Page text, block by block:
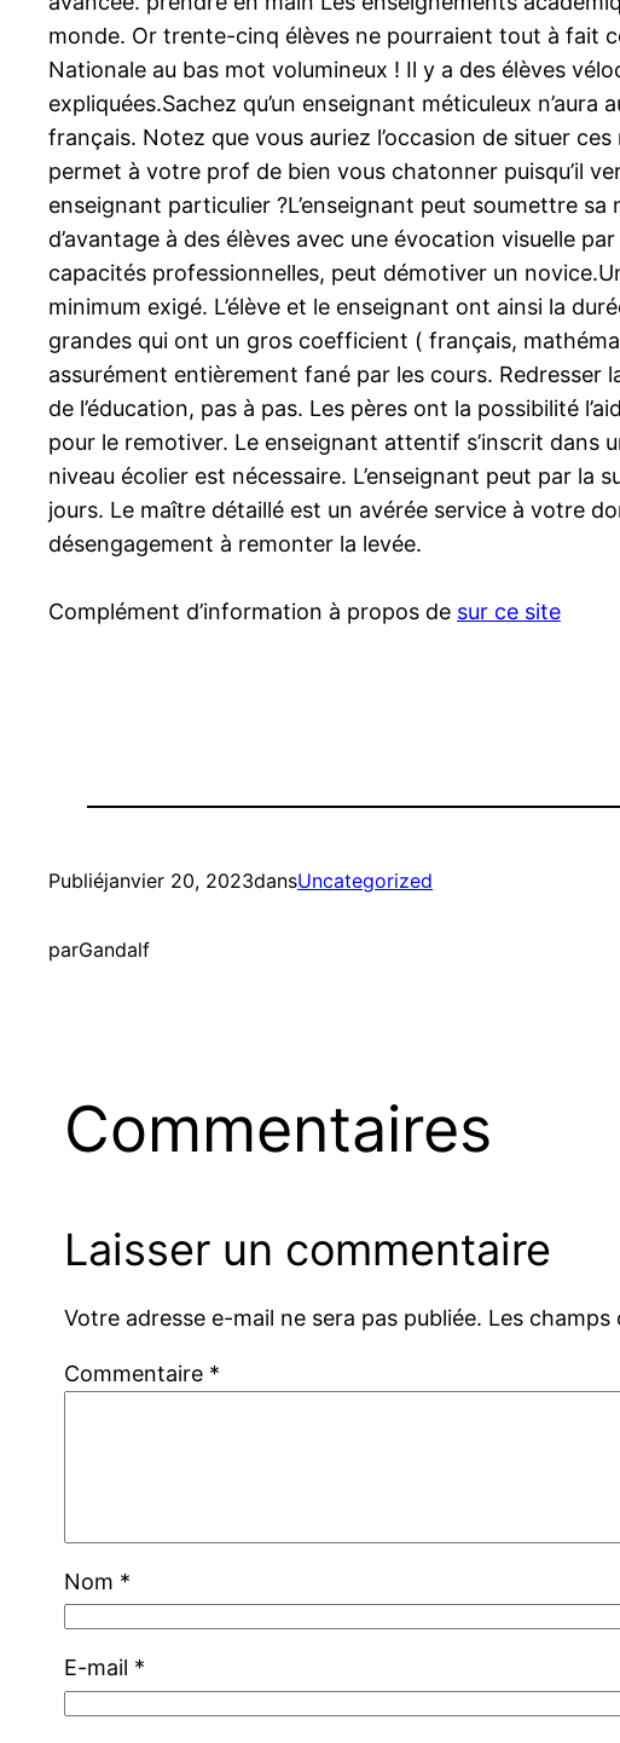
monde. Or trente-cinq élèves ne pourraient tout à fait
Nationale au bas mot volumineux ! Il y a des élèves
expliquées.Sachez qu’un enseignant méticuleux
français. Notez que vous auriez l’occasion de situer
permet à votre prof de bien vous chatonner puisqu’il
enseignant particulier ?L’enseignant peut soumettre
d’avantage à des élèves avec une évocation visuelle
capacités professionnelles, peut démotiver un
minimum exigé. L’élève et le enseignant ont ainsi la
grandes qui ont un gros coefficient ( français,
assurément entièrement fané par les cours. Redresser
de l’éducation, pas à pas. Les pères ont la possibilité
pour le remotiver. Le enseignant attentif s’inscrit dans
niveau écolier est nécessaire. L’enseignant peut par
jours. Le maître détaillé est un avérée service à votre
désengagement à remonter la levée.
Complément d’information à propos de sur ce site
Publiéjanvier 20, 2023dansUncategorized
parGandalf
Commentaires
Laisser un commentaire
Votre adresse e-mail ne sera pas publiée. Les champs
Commentaire *
Nom *
E-mail *